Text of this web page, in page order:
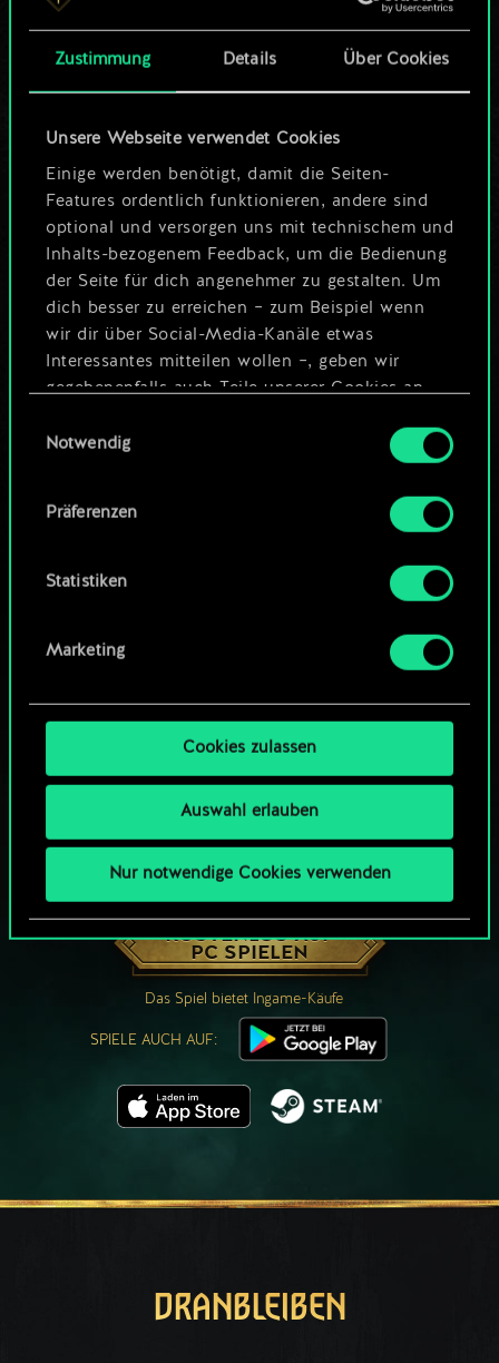
Zustimmung Details Über Cookies
Unsere Webseite verwendet Cookies
Einige werden benötigt, damit die Seiten-
Features ordentlich funktionieren, andere sind
optional und versorgen uns mit technischem und
Inhalts-bezogenem Feedback, um die Bedienung
der Seite für dich angenehmer zu gestalten. Um
dich besser zu erreichen – zum Beispiel wenn
wir dir über Social-Media-Kanäle etwas
Interessantes mitteilen wollen –, geben wir
gegebenenfalls auch Teile unserer Cookies an
Cookies erfordert allerdings deine Zustimmung.
Alle Details zu unserer Nutzung von Cookies
findest du unten im Menü „Einstellungen“, wo
um das Thema Cookies ändern kannst.
Notwendig
Präferenzen
Statistiken
Marketing
Cookies zulassen
Auswahl erlauben
Nur notwendige Cookies verwenden
Karten.
Wo es doch so viel
mehr sein kann!
Deck benennen und Leitfaden
erstellen
Deck bearbeiten
ODER
Community-Decks durchsuchen
WIE WÄR’S MIT EINER RUNDE GWENT?
KOSTENLOS AUF
PC SPIELEN
Das Spiel bietet Ingame-Käufe
SPIELE AUCH AUF:
DRANBLEIBEN